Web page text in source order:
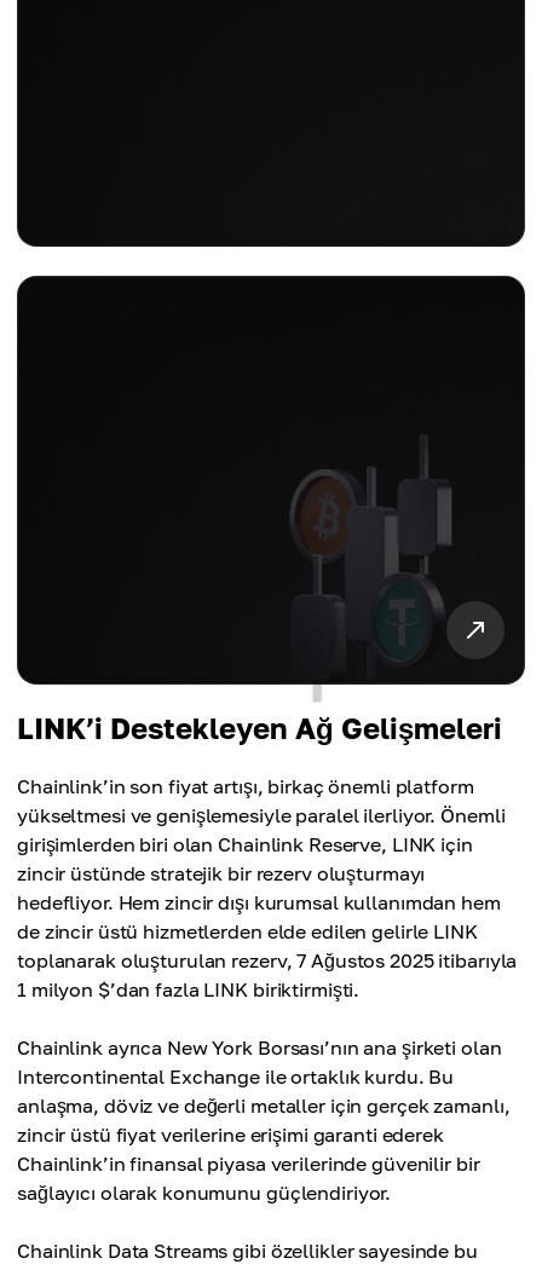
LINK’i Destekleyen Ağ Gelişmeleri
Chainlink’in son fiyat artışı, birkaç önemli platform
yükseltmesi ve genişlemesiyle paralel ilerliyor. Önemli
girişimlerden biri olan Chainlink Reserve, LINK için
zincir üstünde stratejik bir rezerv oluşturmayı
hedefliyor. Hem zincir dışı kurumsal kullanımdan hem
de zincir üstü hizmetlerden elde edilen gelirle LINK
toplanarak oluşturulan rezerv, 7 Ağustos 2025 itibarıyla
1 milyon $’dan fazla LINK biriktirmişti.
Chainlink ayrıca New York Borsası’nın ana şirketi olan
Intercontinental Exchange ile ortaklık kurdu. Bu
anlaşma, döviz ve değerli metaller için gerçek zamanlı,
zincir üstü fiyat verilerine erişimi garanti ederek
Chainlink’in finansal piyasa verilerinde güvenilir bir
sağlayıcı olarak konumunu güçlendiriyor.
Chainlink Data Streams gibi özellikler sayesinde bu